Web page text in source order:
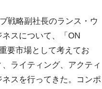
戦略副社長のランス・ウ
スについて、「ON
要市場として考えてお
ライティング、アクティ
スを行ってきた。コンポ